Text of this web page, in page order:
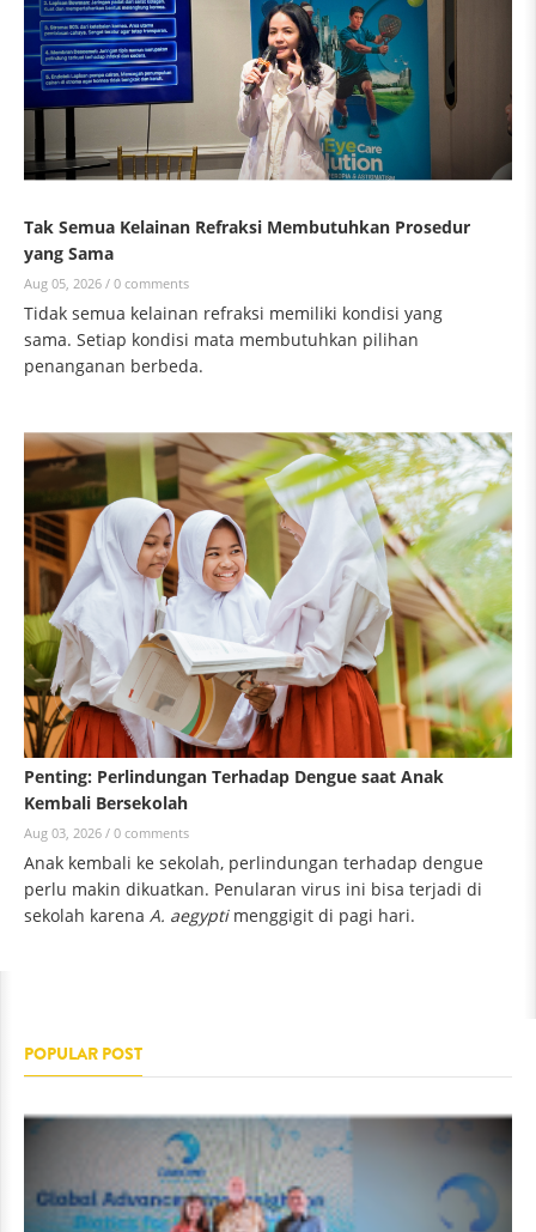
Tak Semua Kelainan Refraksi Membutuhkan Prosedur
yang Sama
Aug 05, 2026 / 0 comments
Tidak semua kelainan refraksi memiliki kondisi yang
sama. Setiap kondisi mata membutuhkan pilihan
penanganan berbeda.
Penting: Perlindungan Terhadap Dengue saat Anak
Kembali Bersekolah
Aug 03, 2026 / 0 comments
Anak kembali ke sekolah, perlindungan terhadap dengue
perlu makin dikuatkan. Penularan virus ini bisa terjadi di
sekolah karena A. aegyptimenggigit di pagi hari.
POPULAR POST